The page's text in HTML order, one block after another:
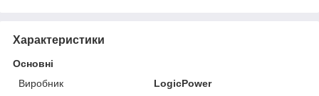
Характеристики
Основні
Виробник
LogicPower